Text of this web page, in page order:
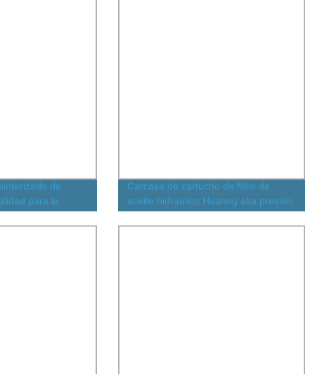
de
para la
Carcasa de cartucho de filtro de
aceite hidráulico Huahng alta presión
LF160